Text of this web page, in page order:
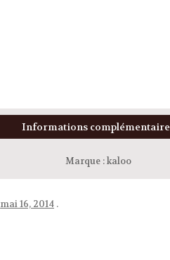
Informations
Marque :kaloo
mai 16, 2014 .